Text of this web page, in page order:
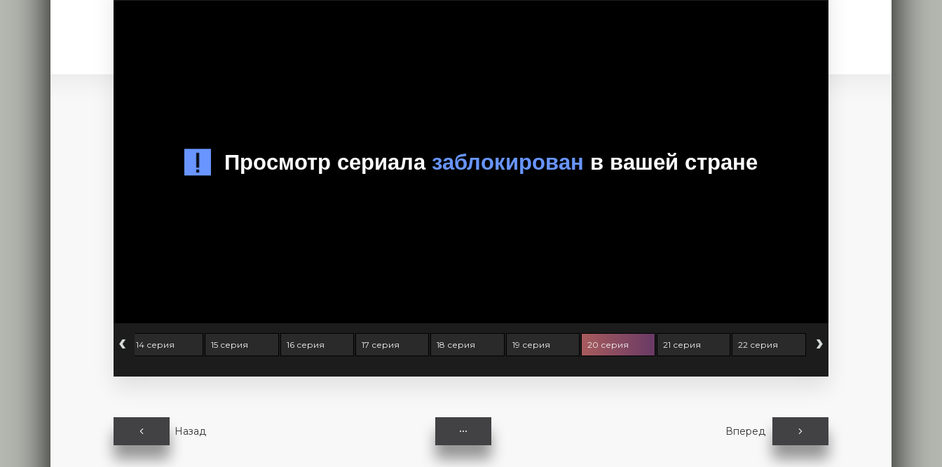
‹ 14 серия 15 серия 16 серия 17 серия 18 серия 19 серия 20 серия 21 серия 22 серия ›
Назад Вперед